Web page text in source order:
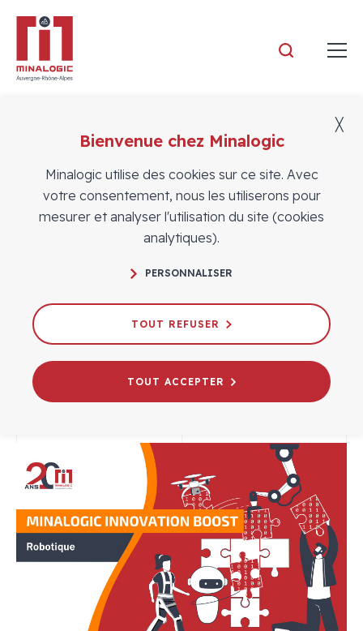
Actualités
Robotique : les acteurs de la filière
réunis à Grenoble
INNOVATION
Bienvenue chez Minalogic
Minalogic utilise des cookies sur ce site. Avec
votre consentement, nous les utiliserons pour
mesurer et analyser l'utilisation du site (cookies
analytiques).
PERSONNALISER
TOUT REFUSER
TOUT ACCEPTER
╳